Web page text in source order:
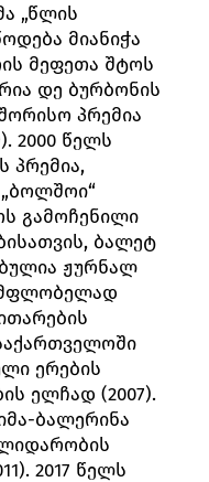
„წლის
მიანიჭა
მეფეთა შტოს
დე ბურბონის
პრემია
2000 წელს
პრემია,
გამოჩენილი
ბალეტ
ჟურნალ
მფლობელად
ერების
ელჩად (2007).
ბალერინა
2017 წელს